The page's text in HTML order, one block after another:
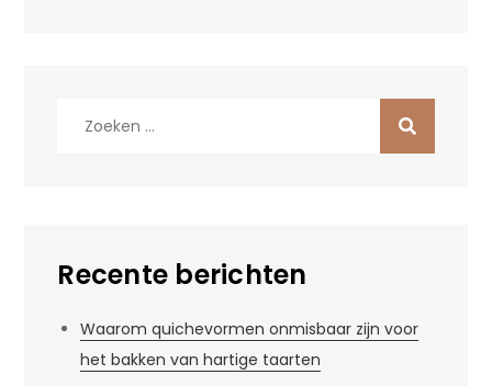
Recente berichten
Waarom quichevormen onmisbaar zijn voor
het bakken van hartige taarten